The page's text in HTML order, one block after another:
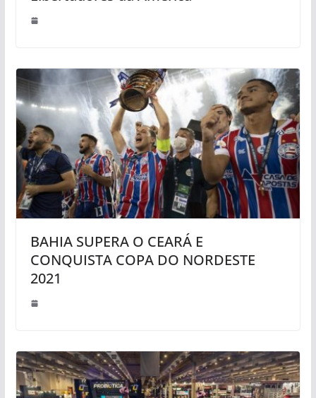
BAHIA SUPERA O CEARÁ E
CONQUISTA COPA DO NORDESTE
2021